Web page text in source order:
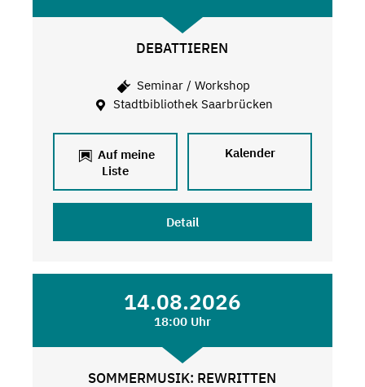
DEBATTIEREN
Seminar / Workshop
Stadtbibliothek Saarbrücken
Auf meine
Liste
Kalender
Detail
14.08.2026
18:00 Uhr
SOMMERMUSIK: REWRITTEN